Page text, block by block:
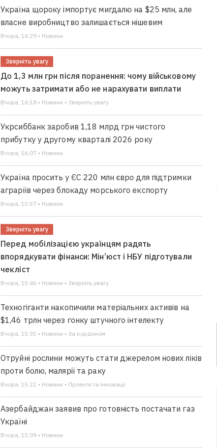
Україна щороку імпортує мигдалю на $25 млн, але
власне виробництво залишається нішевим
Вчора, 16:29 • Новини
Зверніть увагу
До 1,3 млн грн після поранення: чому військовому
можуть затримати або не нарахувати виплати
Вчора, 16:18 • Новини • Зверніть увагу
Укрсиббанк заробив 1,18 млрд грн чистого
прибутку у другому кварталі 2026 року
Вчора, 16:07 • Новини
Україна просить у ЄС 220 млн євро для підтримки
аграріїв через блокаду морського експорту
Вчора, 15:57 • Новини
Зверніть увагу
Перед мобілізацією українцям радять
впорядкувати фінанси: Мін’юст і НБУ підготували
чекліст
Вчора, 15:46 • Новини • Зверніть увагу
Техногіганти накопичили матеріальних активів на
$1,46 трлн через гонку штучного інтелекту
Вчора, 15:35 • Новини • За кордоном
Отруйні рослини можуть стати джерелом нових ліків
проти болю, малярії та раку
Вчора, 15:22 • Новини • Проекти та інновації
Азербайджан заявив про готовність постачати газ
Україні
Вчора, 15:09 • Новини